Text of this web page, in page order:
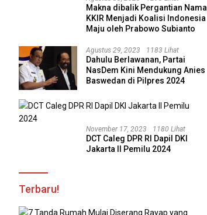
Makna dibalik Pergantian Nama
KKIR Menjadi Koalisi Indonesia
Maju oleh Prabowo Subianto
Agustus 29, 2023 1183 Lihat
Dahulu Berlawanan, Partai
NasDem Kini Mendukung Anies
Baswedan di Pilpres 2024
November 17, 2023 1180 Lihat
DCT Caleg DPR RI Dapil DKI
Jakarta II Pemilu 2024
Terbaru!